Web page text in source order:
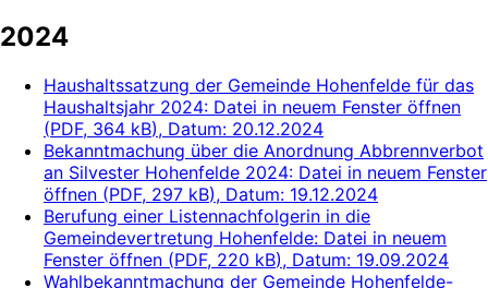
2024
Haushaltssatzung der Gemeinde Hohenfelde für das
Haushaltsjahr 2024: Datei in neuem Fenster öffnen
(PDF, 364 kB), Datum: 20.12.2024
Bekanntmachung über die Anordnung Abbrennverbot
an Silvester Hohenfelde 2024: Datei in neuem Fenster
öffnen (PDF, 297 kB), Datum: 19.12.2024
Berufung einer Listennachfolgerin in die
Gemeindevertretung Hohenfelde: Datei in neuem
Fenster öffnen (PDF, 220 kB), Datum: 19.09.2024
Wahlbekanntmachung der Gemeinde Hohenfelde-